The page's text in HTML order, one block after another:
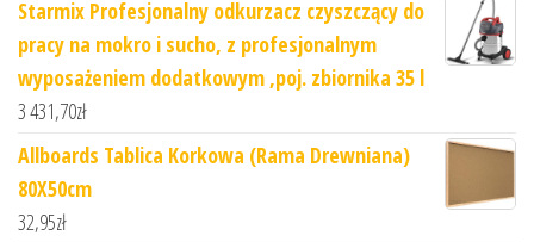
Starmix Profesjonalny odkurzacz czyszczący do
pracy na mokro i sucho, z profesjonalnym
wyposażeniem dodatkowym ,poj. zbiornika 35 l
3 431,70zł
Allboards Tablica Korkowa (Rama Drewniana)
80X50cm
32,95zł